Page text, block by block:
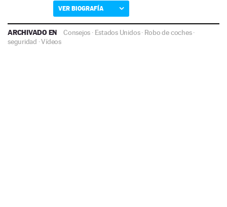
VER BIOGRAFÍA
ARCHIVADO EN Consejos · Estados Unidos· Robo de coches·
seguridad ·Vídeos